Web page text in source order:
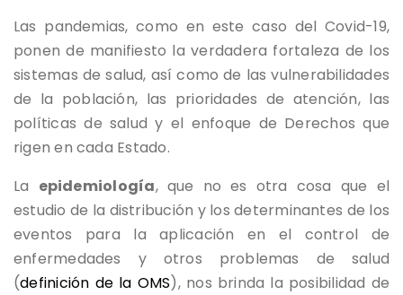
Las pandemias, como en este caso del Covid-19,
ponen de manifiesto la verdadera fortaleza de los
sistemas de salud, así como de las vulnerabilidades
de la población, las prioridades de atención, las
políticas de salud y el enfoque de Derechos que
rigen en cada Estado.
La epidemiología, que no es otra cosa que el
estudio de la distribución y los determinantes de los
eventos para la aplicación en el control de
enfermedades y otros problemas de salud
(definición de la OMS), nos brinda la posibilidad de